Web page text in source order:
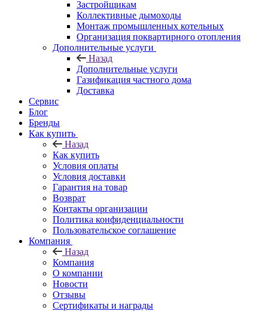
Застройщикам
Коллективные дымоходы
Монтаж промышленных котельных
Организация поквартирного отопления
Дополнительные услуги
Назад
Дополнительные услуги
Газификация частного дома
Доставка
Сервис
Блог
Бренды
Как купить
Назад
Как купить
Условия оплаты
Условия доставки
Гарантия на товар
Возврат
Контакты организации
Политика конфиденциальности
Пользовательское соглашение
Компания
Назад
Компания
О компании
Новости
Отзывы
Сертификаты и награды